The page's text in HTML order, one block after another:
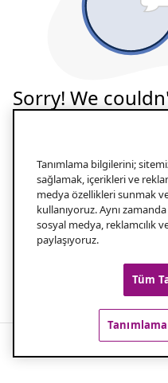
Sorry! We
Tekrar
1.0 Aramanızın
2.0 Aramanız için daha
Popüler
Tanımlama bilgilerini;
sağlamak, içerikleri ve
medya özellikleri sunmak
kullanıyoruz. Aynı
sosyal medya, reklamcılık
paylaşıyoruz.
Tüm